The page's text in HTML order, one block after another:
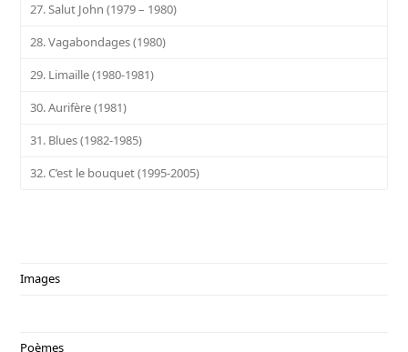
27. Salut John (1979 – 1980)
28. Vagabondages (1980)
29. Limaille (1980-1981)
30. Aurifère (1981)
31. Blues (1982-1985)
32. C’est le bouquet (1995-2005)
Images
Poèmes